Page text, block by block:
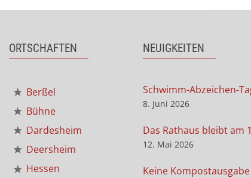
ORTSCHAFTEN
Berßel
Bühne
Dardesheim
Deersheim
Hessen
NEUIGKEITEN
Schwimm-Abzeichen-
8. Juni 2026
Das Rathaus bleibt am
12. Mai 2026
Keine